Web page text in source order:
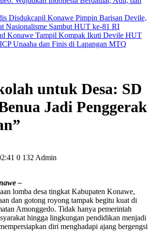
Disdukcapil Konawe Pimpin Barisan Devile,
Nasionalisme Sambut HUT ke-81 RI
Konawe Tampil Kompak Ikuti Devile HUT
Unaaha dan Finis di Lapangan MTQ
untuk Desa: SD
Jadi Penggerak
0 132 Admin
–
lomba desa tingkat Kabupaten Konawe,
dan gotong royong tampak begitu kuat di
Amonggedo. Tidak hanya pemerintah
hingga lingkungan pendidikan menjadi
diri menghadapi ajang bergengsi